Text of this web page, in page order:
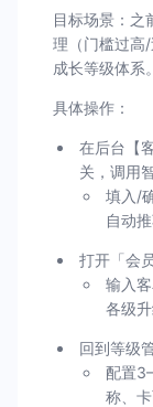
目标场景：之
理（门槛过高
成长等级体系。
具体操作：
在后台【
关，调用
填入/
自动
打开「会
输入
各级
回到等级
配置
称、